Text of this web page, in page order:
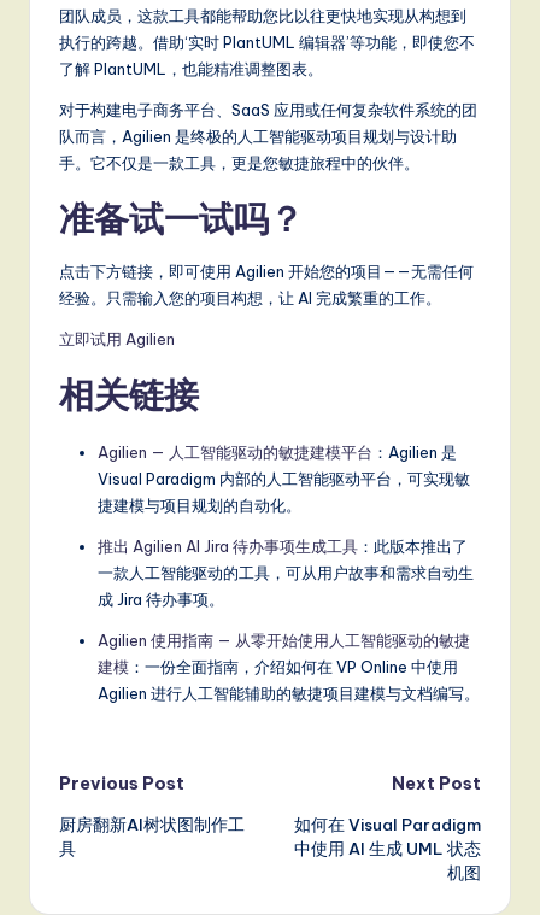
团队成员，这款工具都能帮助您比以往更快地实现从构想到
执行的跨越。借助‘实时 PlantUML 编辑器’等功能，即使您不
了解 PlantUML，也能精准调整图表。
对于构建电子商务平台、SaaS 应用或任何复杂软件系统的团
队而言，Agilien 是终极的人工智能驱动项目规划与设计助
手。它不仅是一款工具，更是您敏捷旅程中的伙伴。
准备试一试吗？
点击下方链接，即可使用 Agilien 开始您的项目——无需任何
经验。只需输入您的项目构想，让 AI 完成繁重的工作。
立即试用 Agilien
相关链接
Agilien — 人工智能驱动的敏捷建模平台 ：Agilien 是
Visual Paradigm 内部的人工智能驱动平台，可实现敏
捷建模与项目规划的自动化。
推出 Agilien AI Jira 待办事项生成工具 ：此版本推出了
一款人工智能驱动的工具，可从用户故事和需求自动生
成 Jira 待办事项。
Agilien 使用指南 — 从零开始使用人工智能驱动的敏捷
建模 ：一份全面指南，介绍如何在 VP Online 中使用
Agilien 进行人工智能辅助的敏捷项目建模与文档编写。
Post
navigation
Previous Post
厨房翻新AI树状图制作工
具
Next Post
如何在 Visual Paradigm
中使用 AI 生成 UML 状态
机图